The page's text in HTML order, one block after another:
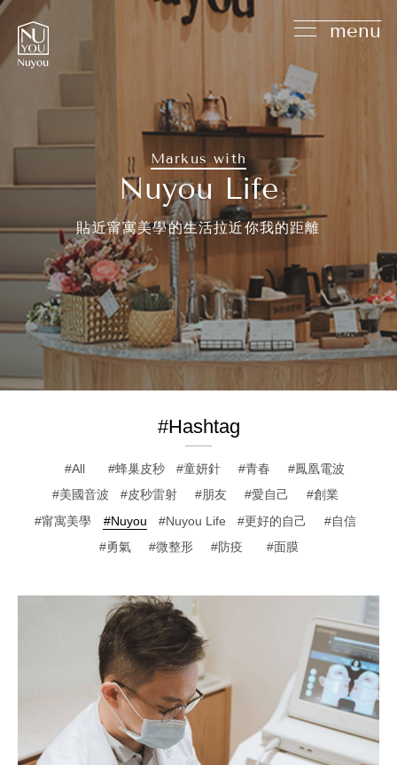
menu
Markus with
Nuyou Life
貼近甯寓美學的生活拉近你我的距離
#Hashtag
All 蜂巢皮秒 童妍針 青春
鳳凰電波
美國音波
皮秒雷射 朋友 愛自己
創業
甯寓美學
Nuyou Nuyou Life 更好的自己
自信
勇氣
微整形 防疫 面膜